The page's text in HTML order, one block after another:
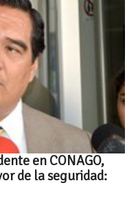
en CONAGO,
de la seguridad: